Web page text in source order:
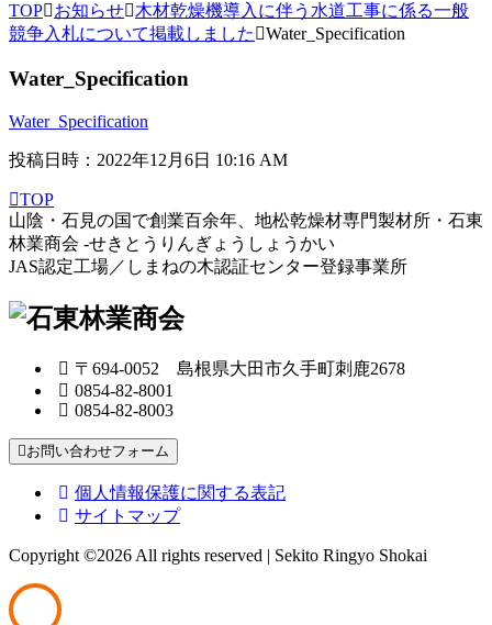
TOP お知らせ
木材乾燥機導入に伴う水道工事に係る一般
競争入札について掲載しました
Water_Specification
Water_Specification
Water_Specification
投稿日時：2022年12月6日 10:16 AM
TOP
山陰・石見の国で創業百余年、地松乾燥材専門製材所・石東
林業商会 -せきとうりんぎょうしょうかい
JAS認定工場／しまねの木認証センター登録事業所
〒694-0052 島根県大田市久手町刺鹿2678
0854-82-8001
0854-82-8003
お問い合わせフォーム
個人情報保護に関する表記
サイトマップ
Copyright ©2026 All rights reserved | Sekito Ringyo Shokai